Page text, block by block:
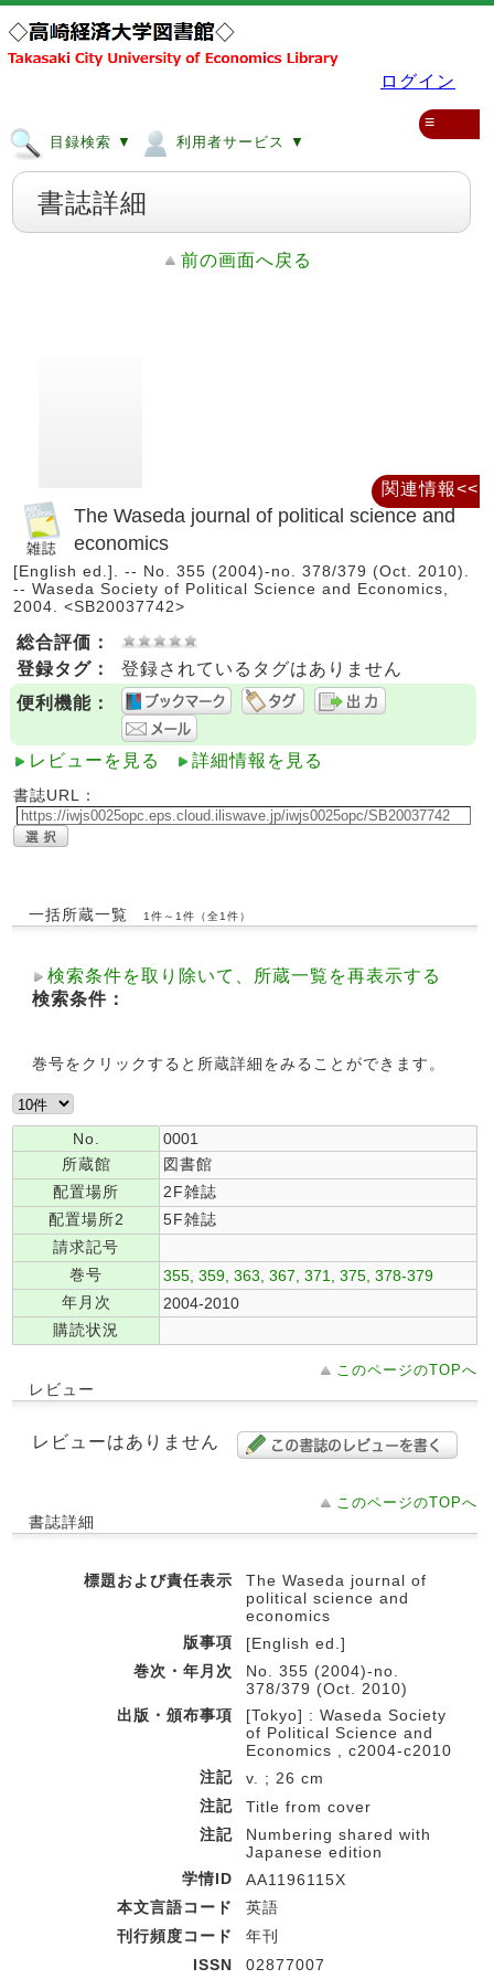
ログイン
目録検索 ▼ 利用者サービス ▼
≡
書誌詳細
前の画面へ戻る
The Waseda journal of political science and
economics
[English ed.]. -- No. 355 (2004)-no. 378/379 (Oct. 2010).
-- Waseda Society of Political Science and Economics,
2004. <SB20037742>
総合評価：
登録タグ：
登録されているタグはありません
便利機能：
レビューを見る 詳細情報を見る
書誌URL：
一括所蔵一覧 1件～1件（全1件）
検索条件を取り除いて、所蔵一覧を再表示する
検索条件：
巻号をクリックすると所蔵詳細をみることができます。
No.
0001
所蔵館
図書館
配置場所
2F雑誌
配置場所2
5F雑誌
請求記号
巻号
355, 359, 363, 367, 371, 375, 378-379
年月次
2004-2010
購読状況
このページのTOPへ
レビュー
レビューはありません
このページのTOPへ
書誌詳細
標題および責任表示
The Waseda journal of
political science and
economics
版事項
[English ed.]
巻次・年月次
No. 355 (2004)-no.
378/379 (Oct. 2010)
出版・頒布事項
[Tokyo] : Waseda Society
of Political Science and
Economics , c2004-c2010
注記
v. ; 26 cm
注記
Title from cover
注記
Numbering shared with
Japanese edition
学情ID
AA1196115X
本文言語コード
英語
刊行頻度コード
年刊
ISSN
02877007
関連情報<<